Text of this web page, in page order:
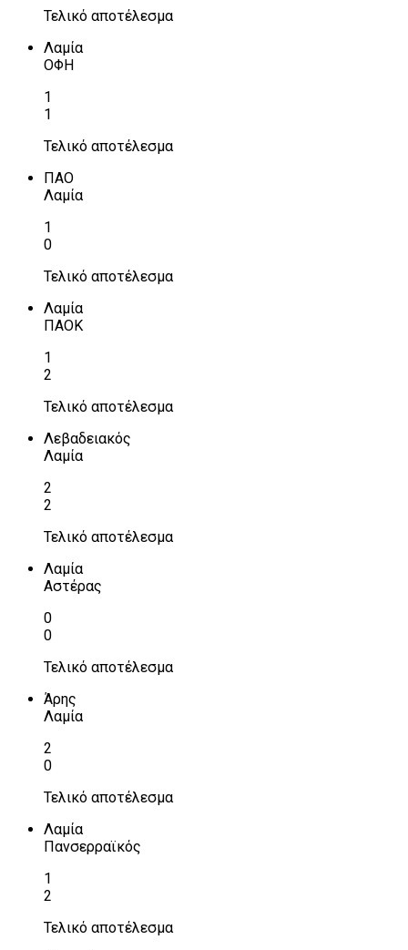
Τελικό αποτέλεσμα
Λαμία
ΟΦΗ
1
1
Τελικό αποτέλεσμα
ΠΑΟ
Λαμία
1
0
Τελικό αποτέλεσμα
Λαμία
ΠΑΟΚ
1
2
Τελικό αποτέλεσμα
Λεβαδειακός
Λαμία
2
2
Τελικό αποτέλεσμα
Λαμία
Αστέρας
0
0
Τελικό αποτέλεσμα
Άρης
Λαμία
2
0
Τελικό αποτέλεσμα
Λαμία
Πανσερραϊκός
1
2
Τελικό αποτέλεσμα